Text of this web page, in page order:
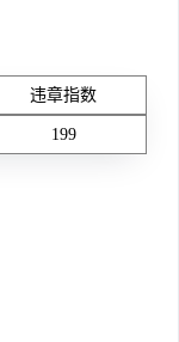
违章指数
199